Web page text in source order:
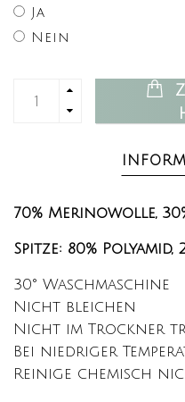
Ja
Nein
70% Merinowolle,
Spitze: 80% Polyamid,
30° Waschmaschine
Nicht bleichen
Nicht im Trockner
Bei niedriger
Reinige chemisch